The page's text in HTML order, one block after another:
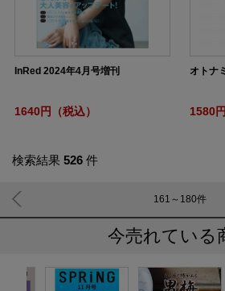
InRed 2024年4月号増刊
1640円（税込）
オトナ
1580
検索結果 526 件
161～180件
今売れている